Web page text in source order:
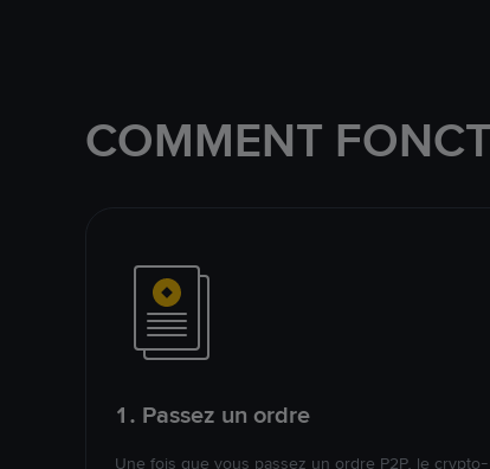
COMMENT
1. Passez un ordre
Une fois que vous passez un ordre P2P, le crypto-